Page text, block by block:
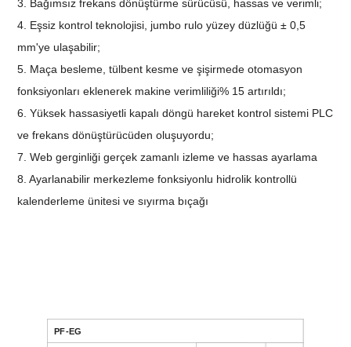
3. Bağımsız frekans dönüştürme sürücüsü, hassas ve verimli;
4. Eşsiz kontrol teknolojisi, jumbo rulo yüzey düzlüğü ± 0,5
mm'ye ulaşabilir;
5. Maça besleme, tülbent kesme ve şişirmede otomasyon
fonksiyonları eklenerek makine verimliliği% 15 artırıldı;
6. Yüksek hassasiyetli kapalı döngü hareket kontrol sistemi PLC
ve frekans dönüştürücüden oluşuyordu;
7. Web gerginliği gerçek zamanlı izleme ve hassas ayarlama
8. Ayarlanabilir merkezleme fonksiyonlu hidrolik kontrollü
kalenderleme ünitesi ve sıyırma bıçağı
PF-EG